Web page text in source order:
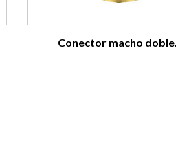
Conector macho